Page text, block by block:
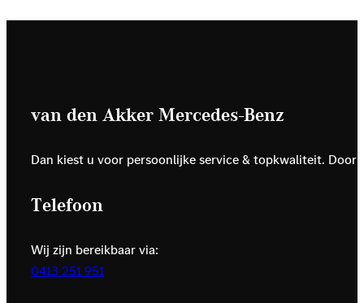
van den Akker Mercedes-Benz
Dan kiest u voor persoonlijke service & topkwaliteit.
Telefoon
Wij zijn bereikbaar via:
0413 251 951